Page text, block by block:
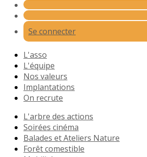
Se connecter
L'asso
L'équipe
Nos valeurs
Implantations
On recrute
L'arbre des actions
Soirées cinéma
Balades et Ateliers Nature
Forêt comestible